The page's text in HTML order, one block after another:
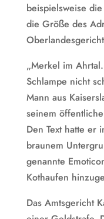
beispielsweise
die Größe des
„Merkel im
Schlampe nicht
Mann aus
seinem
Den Text hatte er
braunem
genannte
Kothaufen
Das Amtsgericht